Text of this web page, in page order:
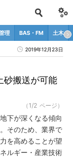
理 BAS・FM 土木
2019年12月23日
砂搬送が可能
（1/2 ページ）
下が深くなる傾向
そのため、業界で
を高めることが望
ルギー・産業技術